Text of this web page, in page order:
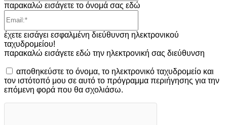
παρακαλώ εισάγετε το όνομά σας εδώ
έχετε εισάγει εσφαλμένη διεύθυνση ηλεκτρονικού
ταχυδρομείου!
παρακαλώ εισάγετε εδώ την ηλεκτρονική σας διεύθυνση
αποθηκεύστε το όνομα, το ηλεκτρονικό ταχυδρομείο και
τον ιστότοπό μου σε αυτό το πρόγραμμα περιήγησης για την
επόμενη φορά που θα σχολιάσω.